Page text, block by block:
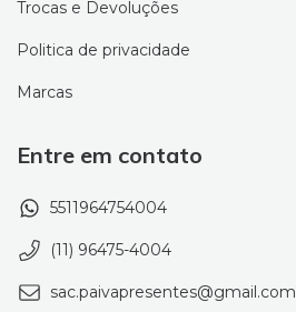
Trocas e Devoluções
Politica de privacidade
Marcas
Entre em contato
5511964754004
(11) 96475-4004
sac.paivapresentes@gmail.com